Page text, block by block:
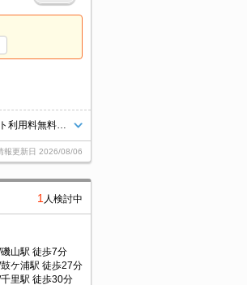
報更新日 2026/08/06
1 人検討中
山駅 徒歩7分
ケ浦駅 徒歩27分
里駅 徒歩30分